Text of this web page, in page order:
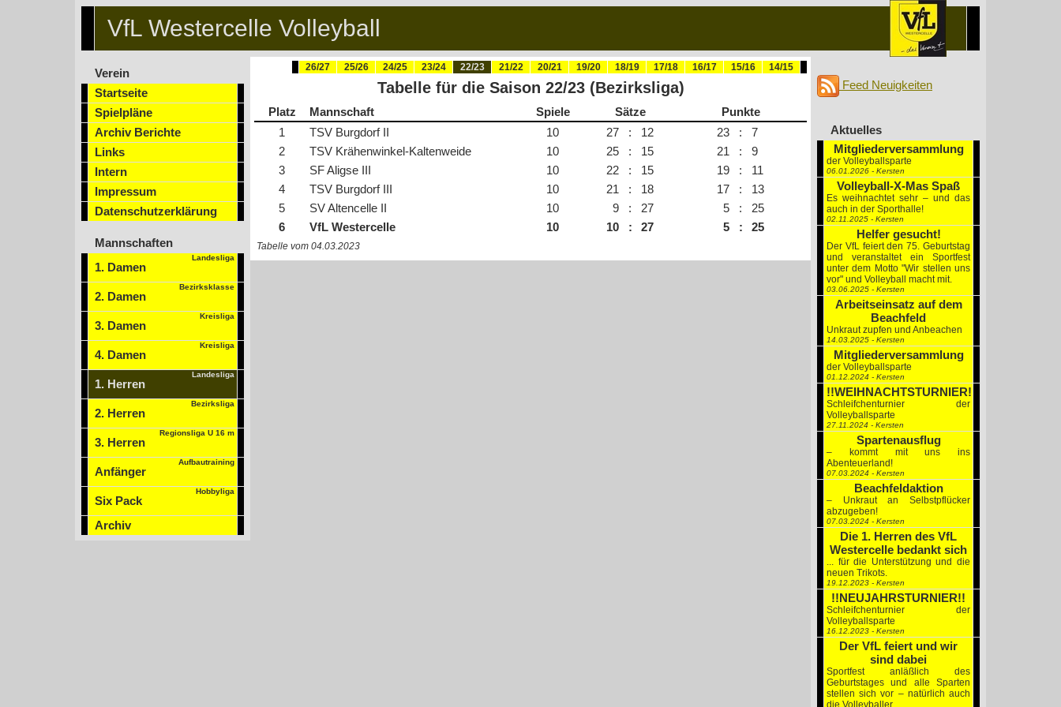
VfL Westercelle Volleyball
Verein
Startseite
Spielpläne
Archiv Berichte
Links
Intern
Impressum
Datenschutzerklärung
Mannschaften
Landesliga
1. Damen
Bezirksklasse
2. Damen
Kreisliga
3. Damen
Kreisliga
4. Damen
Landesliga
1. Herren
Bezirksliga
2. Herren
Regionsliga U 16 m
3. Herren
Aufbautraining
Anfänger
Hobbyliga
Six Pack
Archiv
14/15
15/16
16/17
17/18
18/19
19/20
20/21
21/22
22/23
23/24
24/25
25/26
26/27
Tabelle für die Saison 22/23 (Bezirksliga)
Platz Mannschaft Spiele Sätze
Punkte
1
TSV Burgdorf II 10 27 : 12 23 :
7
2
TSV Krähenwinkel-Kaltenweide 10 25 : 15 21 :
9
3
SF Aligse III 10 22 : 15 19 :
11
4
TSV Burgdorf III 10 21 : 18 17 :
13
5
SV Altencelle II 10 9 : 27 5 :
25
6
VfL Westercelle 10 10 : 27 5 : 25
Tabelle vom 04.03.2023
Feed Neuigkeiten
Aktuelles
Mitgliederversammlung
der Volleyballsparte
06.01.2026 - Kersten
Volleyball-X-Mas Spaß
Es weihnachtet sehr – und das
auch in der Sporthalle!
02.11.2025 - Kersten
Helfer gesucht!
Der VfL feiert den 75. Geburtstag
und veranstaltet ein Sportfest
unter dem Motto "Wir stellen uns
vor" und Volleyball macht mit.
03.06.2025 - Kersten
Arbeitseinsatz auf dem
Beachfeld
Unkraut zupfen und Anbeachen
14.03.2025 - Kersten
Mitgliederversammlung
der Volleyballsparte
01.12.2024 - Kersten
!!WEIHNACHTSTURNIER!!
Schleifchenturnier der
Volleyballsparte
27.11.2024 - Kersten
Spartenausflug
– kommt mit uns ins
Abenteuerland!
07.03.2024 - Kersten
Beachfeldaktion
– Unkraut an Selbstpflücker
abzugeben!
07.03.2024 - Kersten
Die 1. Herren des VfL
Westercelle bedankt sich
... für die Unterstützung und die
neuen Trikots.
19.12.2023 - Kersten
!!NEUJAHRSTURNIER!!
Schleifchenturnier der
Volleyballsparte
16.12.2023 - Kersten
Der VfL feiert und wir
sind dabei
Sportfest anläßlich des
Geburtstages und alle Sparten
stellen sich vor – natürlich auch
die Volleyballer